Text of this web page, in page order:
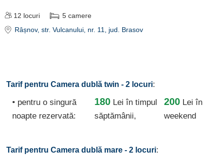
12 locuri 5 camere
Râșnov, str. Vulcanului, nr. 11 , jud. Brasov
Tarif pentru Camera dublă twin - 2 locuri:
• pentru o singură
noapte rezervată:
180 Lei în timpul
săptămânii,
200 Lei în
weekend
Tarif pentru Camera dublă mare - 2 locuri: